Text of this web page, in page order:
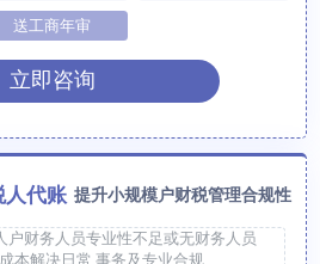
送工商年审
立即咨询
人代账 提升小规模户财税管理合规性
户财务人员专业性不足或无财务人员
本解决日常 事务及专业合规